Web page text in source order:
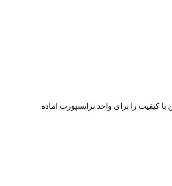
تولید و ازمایشگاه,بتن با کیفیت را برای واحد ترانسپورت اماده